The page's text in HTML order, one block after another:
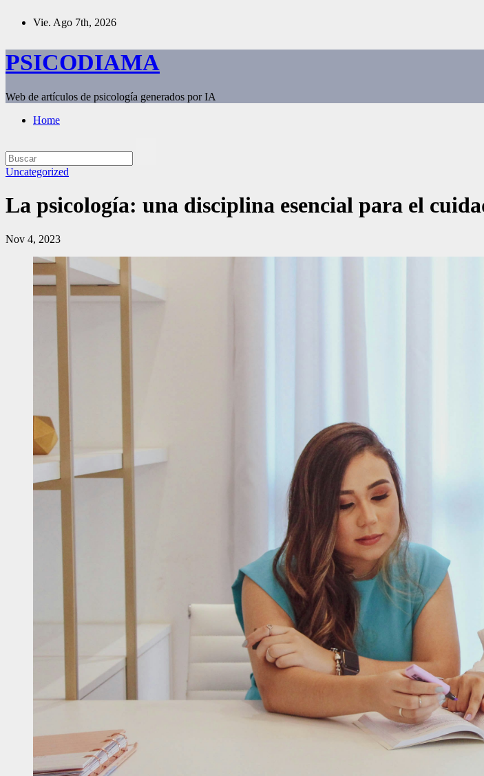
Vie. Ago 7th, 2026
PSICODIAMA
Web de artículos de psicología generados por IA
Home
Uncategorized
La psicología: una disciplina esencial para el
Nov 4, 2023